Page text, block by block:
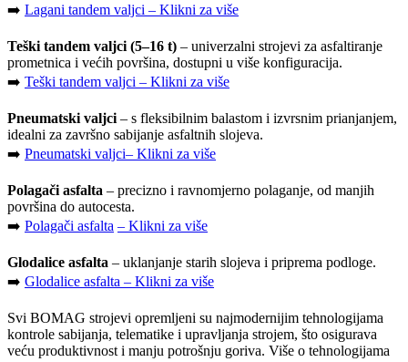
➡️ Lagani tandem valjci – Klikni za više
Teški tandem valjci (5–16 t) – univerzalni strojevi za asfaltiranje
prometnica i većih površina, dostupni u više konfiguracija.
➡️ Teški tandem valjci – Klikni za više
Pneumatski valjci – s fleksibilnim balastom i izvrsnim prianjanjem,
idealni za završno sabijanje asfaltnih slojeva.
➡️ Pneumatski valjci– Klikni za više
Polagači asfalta – precizno i ravnomjerno polaganje, od manjih
površina do autocesta.
➡️ Polagači asfalta – Klikni za više
Glodalice asfalta – uklanjanje starih slojeva i priprema podloge.
➡️ Glodalice asfalta – Klikni za više
Svi BOMAG strojevi opremljeni su najmodernijim tehnologijama
kontrole sabijanja, telematike i upravljanja strojem, što osigurava
veću produktivnost i manju potrošnju goriva. Više o tehnologijama